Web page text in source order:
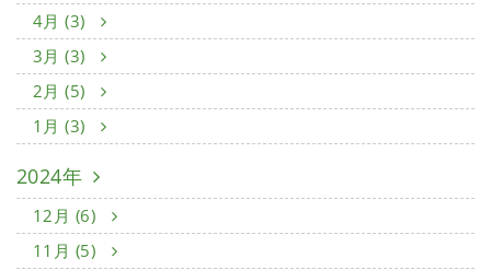
4月 (3)
3月 (3)
2月 (5)
1月 (3)
2024年
12月 (6)
11月 (5)